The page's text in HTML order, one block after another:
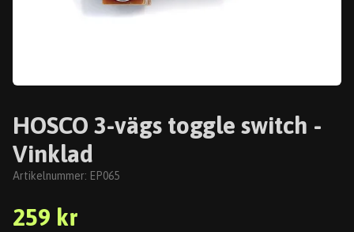
HOSCO 3-vägs toggle switch -
Vinklad
Artikelnummer: EP065
259 kr